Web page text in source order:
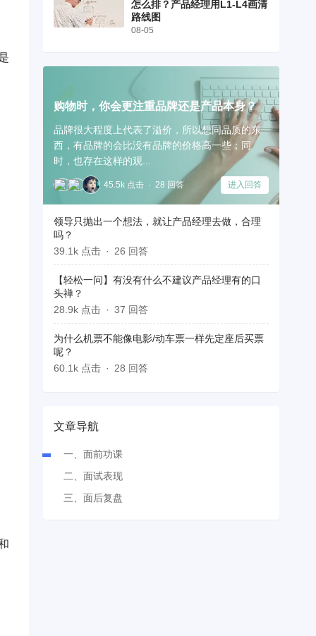
怎么排？产品经理用L1-L4画清
路线图
08-05
购物时，你会更注重品牌还是产品本身？
品牌很大程度上代表了溢价，所以想同品质的东
西，有品牌的会比没有品牌的价格高一些；同
时，也存在这样的观...
45.5k 点击 28 回答 进入回答
领导只抛出一个想法，就让产品经理去做，合理
吗？
39.1k 点击
26 回答
【轻松一问】有没有什么不建议产品经理有的口
头禅？
28.9k 点击
37 回答
为什么机票不能像电影/动车票一样先定座后买票
呢？
60.1k 点击
28 回答
文章导航
一、面前功课
二、面试表现
三、面后复盘